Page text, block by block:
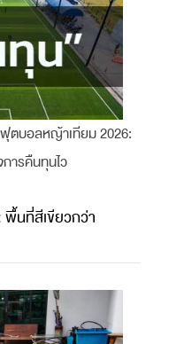
ฟุตบอลหญ้าเทียม 2026:
ารคืนทุนไว
นที่สีเขียวกว่า